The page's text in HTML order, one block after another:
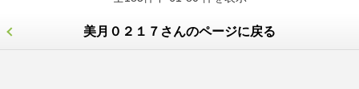
美月０２１７さんのページに戻る